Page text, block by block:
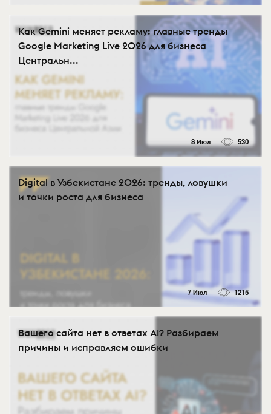
Как Gemini меняет рекламу: главные тренды
Google Marketing Live 2026 для бизнеса
Центральн...
8 Июл 530
Digital в Узбекистане 2026: тренды, ловушки
и точки роста для бизнеса
7 Июл 1215
Вашего сайта нет в ответах AI? Разбираем
причины и исправляем ошибки